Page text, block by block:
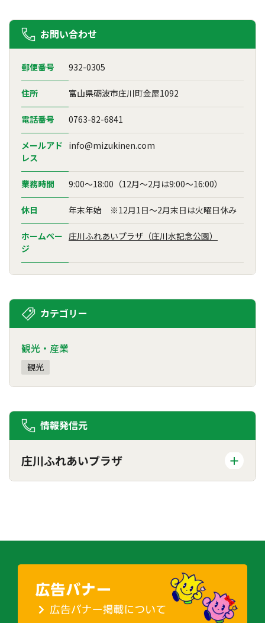
お問い合わせ
郵便番号 932-0305
住所 富山県砺波市庄川町金屋1092
電話番号 0763-82-6841
メールアド
レス
info@mizukinen.com
業務時間 9:00～18:00（12月～2月は9:00～16:00）
休日 年末年始 ※12月1日～2月末日は火曜日休み
ホームペー
ジ
庄川ふれあいプラザ（庄川水記念公園）
カテゴリー
観光・産業
観光
情報発信元
庄川ふれあいプラザ